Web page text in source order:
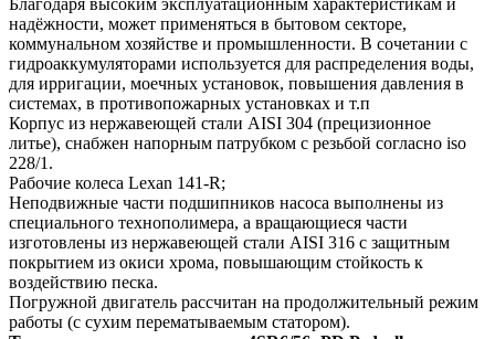
надёжности, может применяться в бытовом секторе,
коммунальном хозяйстве и промышленности. В сочетании с
гидроаккумуляторами используется для распределения воды,
для ирригации, моечных установок, повышения давления в
системах, в противопожарных установках и т.п
Корпус из нержавеющей стали AISI 304 (прецизионное
литье), снабжен напорным патрубком с резьбой согласно iso
228/1.
Рабочие колеса Lexan 141-R;
Неподвижные части подшипников насоса выполнены из
специального технополимера, а вращающиеся части
изготовлены из нержавеющей стали AISI 316 с защитным
покрытием из окиси хрома, повышающим стойкость к
воздействию песка.
Погружной двигатель рассчитан на продолжительный режим
работы (с сухим перематываемым статором).